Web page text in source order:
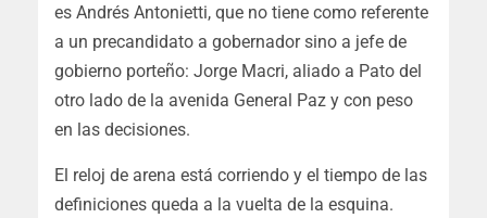
es Andrés Antonietti, que no tiene como referente
a un precandidato a gobernador sino a jefe de
gobierno porteño: Jorge Macri, aliado a Pato del
otro lado de la avenida General Paz y con peso
en las decisiones.
El reloj de arena está corriendo y el tiempo de las
definiciones queda a la vuelta de la esquina.